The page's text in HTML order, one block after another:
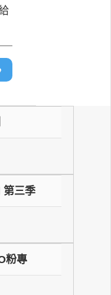
三季
粉專